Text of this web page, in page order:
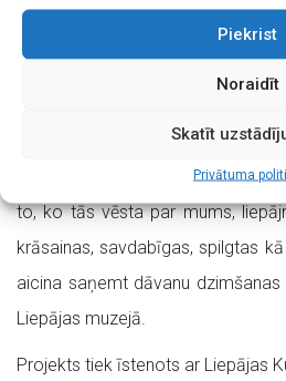
Piekrist
Noraidīt
Skatīt
Privātuma
tad, lai nonāktu pie rezultāta,
eksperti – Gunārs Kopštāls,
un Aldis Kļaviņš, kuri izvērtēja
150 bildes – katrai Latvijas vietai
Vai Liepājas ielās ir Liepājas
to, ko tās vēsta par mums,
krāsainas, savdabīgas, spilgtas
aicina saņemt dāvanu
Liepājas muzejā.
Projekts tiek īstenots ar Liepājas